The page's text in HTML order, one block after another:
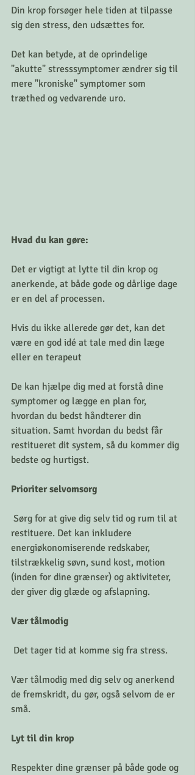
Din krop forsøger hele tiden at tilpasse
sig den stress, den udsættes for.
Det kan betyde, at de oprindelige
"akutte" stresssymptomer ændrer sig til
mere "kroniske" symptomer som
træthed og vedvarende uro.
Hvad du kan gøre:
Det er vigtigt at lytte til din krop og
anerkende, at både gode og dårlige dage
er en del af processen.
Hvis du ikke allerede gør det, kan det
være en god idé at tale med din læge
eller en terapeut
De kan hjælpe dig med at forstå dine
symptomer og lægge en plan for,
hvordan du bedst håndterer din
situation. Samt hvordan du bedst får
restitueret dit system, så du kommer dig
bedste og hurtigst.
Prioriter selvomsorg
restituere. Det kan inkludere
energiøkonomiserende redskaber,
tilstrækkelig søvn, sund kost, motion
(inden for dine grænser) og aktiviteter,
der giver dig glæde og afslapning.
Vær tålmodig
Det tager tid at komme sig fra stress.
Vær tålmodig med dig selv og anerkend
de fremskridt, du gør, også selvom de er
små.
Lyt til din krop
Respekter dine grænser på både gode og